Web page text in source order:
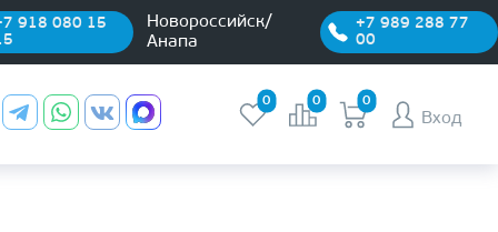
918 080 15
Новороссийск/
Анапа
+7 989 288 77
00
0 0 0
Вход